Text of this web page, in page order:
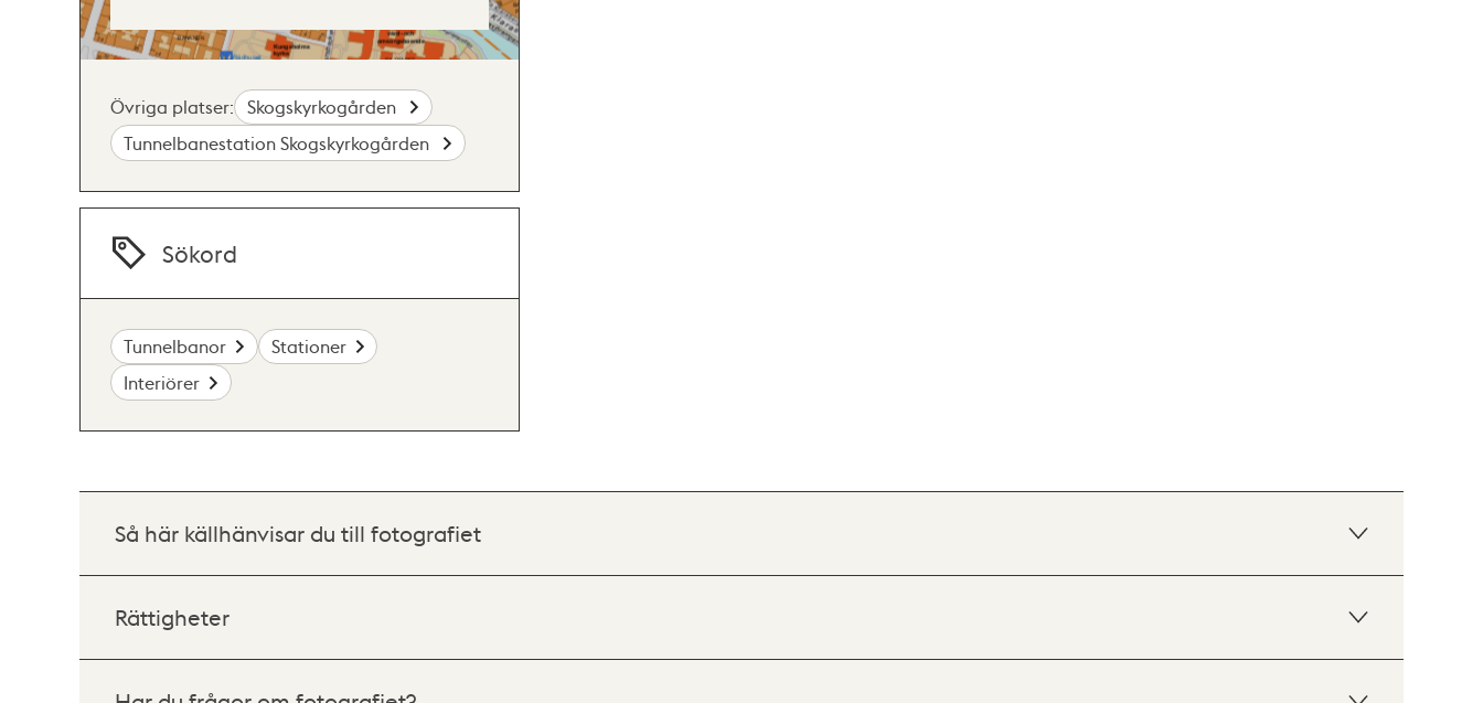
Övriga platser:
Skogskyrkogården
Tunnelbanestation Skogskyrkogården
Sökord
Tunnelbanor
Stationer
Interiörer
Så här källhänvisar du till fotografiet
Rättigheter